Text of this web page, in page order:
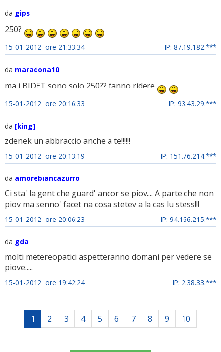
da gips
250?
15-01-2012 ore 21:33:34 IP: 87.19.182.***
da maradona10
ma i BIDET sono solo 250?? fanno ridere
15-01-2012 ore 20:16:33 IP: 93.43.29.***
da [king]
zdenek un abbraccio anche a te!!!!!!
15-01-2012 ore 20:13:19 IP: 151.76.214.***
da amorebiancazurro
Ci sta' la gent che guard' ancor se piov.... A parte che non
piov ma senno' facet na cosa stetev a la cas lu stess!!!
15-01-2012 ore 20:06:23 IP: 94.166.215.***
da gda
molti metereopatici aspetteranno domani per vedere se
piove.....
15-01-2012 ore 19:42:24 IP: 2.38.33.***
1 2 3 4 5 6 7 8 9 10